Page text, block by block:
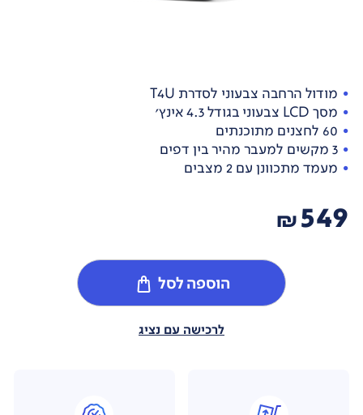
מודול הרחבה צבעוני לסדרת T4U
מסך LCD צבעוני בגודל 4.3 אינץ'
60 לחצנים מתוכנתים
3 מקשים למעבר מהיר בין דפים
מעמד מתכוונן עם 2 מצבים
549
₪
הוספה לסל
לרכישה עם נציג